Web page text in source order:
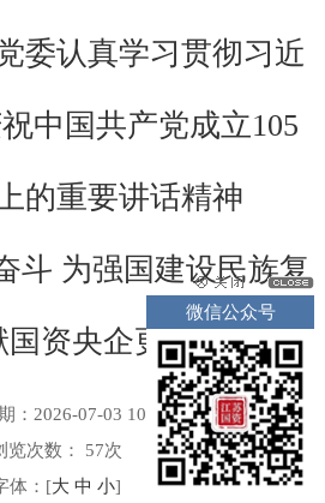
委认真学习贯彻习近
中国共产党成立105
的重要讲话精神
斗 为强国建设民族复
国资央企更大力量
：2026-07-03 10:32
览次数：
57次
体：[大 中 小]
微信公众号